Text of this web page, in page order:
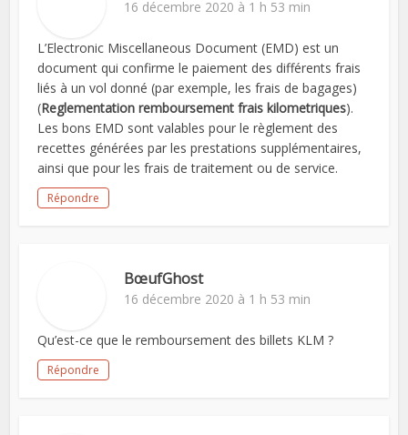
16 décembre 2020 à 1 h 53 min
L’Electronic Miscellaneous Document (EMD) est un
document qui confirme le paiement des différents frais
liés à un vol donné (par exemple, les frais de bagages)
(Reglementation remboursement frais kilometriques).
Les bons EMD sont valables pour le règlement des
recettes générées par les prestations supplémentaires,
ainsi que pour les frais de traitement ou de service.
Répondre
BœufGhost
16 décembre 2020 à 1 h 53 min
Qu’est-ce que le remboursement des billets KLM ?
Répondre